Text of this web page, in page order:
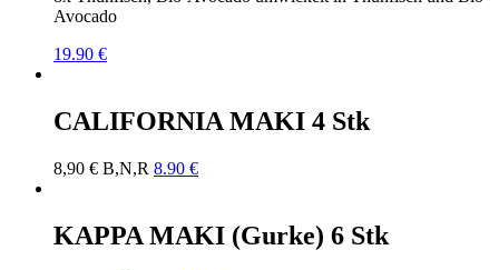
Avocado
19.90 €
CALIFORNIA MAKI 4 Stk
8,90 € B,N,R 8.90 €
KAPPA MAKI (Gurke) 6 Stk